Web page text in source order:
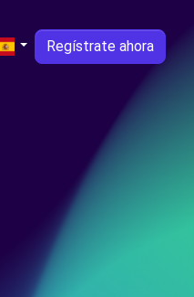
Regístrate ahora